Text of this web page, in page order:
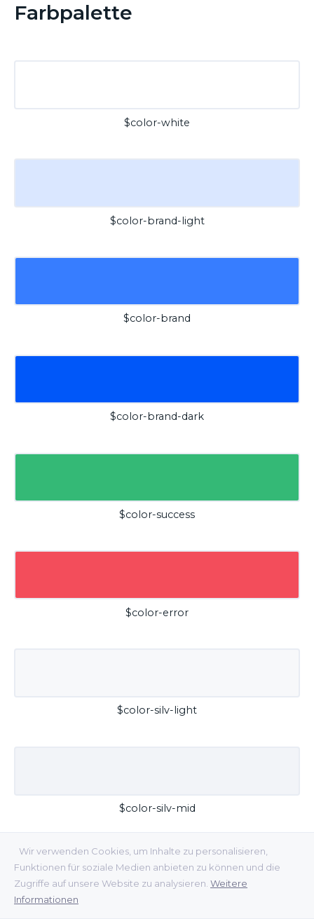
Wir verwenden Cookies, um Inhalte zu personalisieren,
Funktionen für soziale Medien anbieten zu können und die
Zugriffe auf unsere Website zu analysieren. Weitere
Informationen
Farbpalette
$color-white
$color-brand-light
$color-brand
$color-brand-dark
$color-success
$color-error
$color-silv-light
$color-silv-mid